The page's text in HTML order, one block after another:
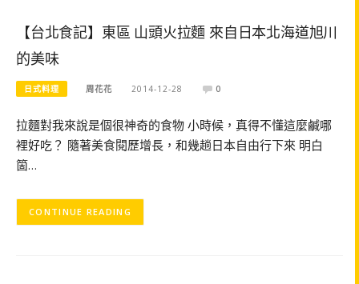
【台北食記】東區 山頭火拉麵 來自日本北海道旭川
的美味
日式料理 周花花 2014-12-28 0
拉麵對我來說是個很神奇的食物 小時候，真得不懂這麼鹹哪
裡好吃？ 隨著美食閱歷增長，和幾趟日本自由行下來 明白
箇…
CONTINUE READING